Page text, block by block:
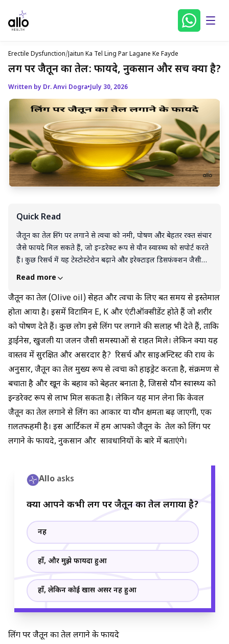
Erectile Dysfunction/ Jaitun Ka Tel Ling Par Lagane Ke Fayde
लिंग पर जैतून का तेल: फायदे, नुकसान और सच क्या है?
Written by Dr. Anvi Dogra•July 30, 2026
Quick Read
जैतून का तेल लिंग पर लगाने से त्वचा को नमी, पोषण और बेहतर रक्त संचार
जैसे फायदे मिल सकते हैं, जो इन्डरेक्ट रूप से यौन स्वास्थ्य को सपोर्ट करते
हैं। कुछ रिसर्च में यह टेस्टोस्टेरोन बढ़ाने और इरेक्टाइल डिसफंक्शन जैसी
समस्याओं में मददगार बताया गया है। हालांकि, यह कोई चमत्कारी इलाज
जब आप इसे संतुलित मात्रा में, सही तरीके से और हेल्दी लाइफ़स्टाइल
(डाइट, एक्सरसाइज, तनाव नियंत्रण) के साथ इस्तेमाल करें। इसलिए, जैतून
के तेल को एक नेचुरल सपोर्ट मानें, लेकिन किसी भी गंभीर समस्या में डॉक्टर
से सलाह लेना ज़रूरी है।
Read more
जैतून का तेल (Olive oil) सेहत और त्वचा के लिए बहुत समय से इस्तेमाल
होता आया है। इसमें विटामिन E, K और एंटीऑक्सीडेंट होते हैं जो शरीर
को पोषण देते हैं। कुछ लोग इसे लिंग पर लगाने की सलाह भी देते हैं, ताकि
ड्राईनेस, खुजली या जलन जैसी समस्याओं से राहत मिले। लेकिन क्या यह
वास्तव में सुरक्षित और असरदार है? रिसर्च और साइअन्टिस्ट की राय के
अनुसार, जैतून का तेल मुख्य रूप से त्वचा को हाइड्रेट करता है, संक्रमण से
बचाता है और खून के बहाव को बेहतर बनाता है, जिससे यौन स्वास्थ्य को
इन्डरेक्ट रूप से लाभ मिल सकता है। लेकिन यह मान लेना कि केवल
जैतून का तेल लगाने से लिंग का आकार या यौन क्षमता बढ़ जाएगी, एक
ग़लतफहमी है। इस आर्टिकल में हम आपको जैतून के तेल को लिंग पर
लगाने के फायदे, नुकसान और सावधानियों के बारे में बताएंगे।
Alloasks
क्या आपने कभी लिंग पर जैतून का तेल लगाया है?
नहीं
हाँ, और मुझे फायदा हुआ
हाँ, लेकिन कोई खास असर नहीं हुआ
लिंग पर जैतून का तेल लगाने के फायदे